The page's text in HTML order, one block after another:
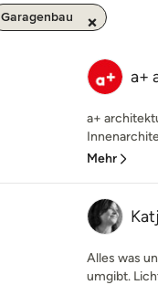
Garagenbau
a+
a+
Mehr
Alles was
umgibt.